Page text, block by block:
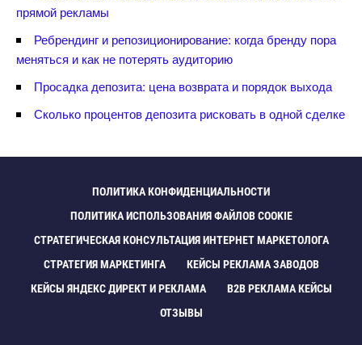
прямой рекламы
Ребрендинг и репозиционирование: когда бренду пора
меняться и как не потерять аудиторию
Просадка депозита: цена возврата и порядок выхода
Сколько процентов депозита рисковать в одной сделке
ПОЛИТИКА КОНФИДЕНЦИАЛЬНОСТИ
ПОЛИТИКА ИСПОЛЬЗОВАНИЯ ФАЙЛОВ COOKIE
СТРАТЕГИЧЕСКАЯ КОНСУЛЬТАЦИЯ ИНТЕРНЕТ МАРКЕТОЛОГА
СТРАТЕГИЯ МАРКЕТИНГА
КЕЙСЫ РЕКЛАМА ЗАВОДО
КЕЙСЫ ЯНДЕКС ДИРЕКТ И РЕКЛАМА
B2B РЕКЛАМА КЕЙСЫ
ОТЗЫВЫ